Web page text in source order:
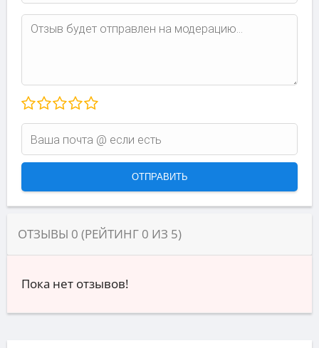
ОТЗЫВЫ 0 (РЕЙТИНГ 0 ИЗ 5)
Пока нет отзывов!